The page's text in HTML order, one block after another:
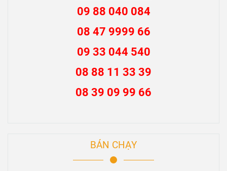
09 88 040 084
08 47 9999 66
09 33 044 540
08 88 11 33 39
08 39 09 99 66
BÁN CHẠY